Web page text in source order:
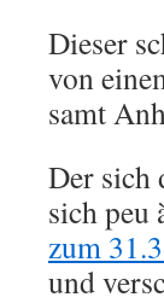
Dieser
von
samt
Der sich
sich peu
zum
und